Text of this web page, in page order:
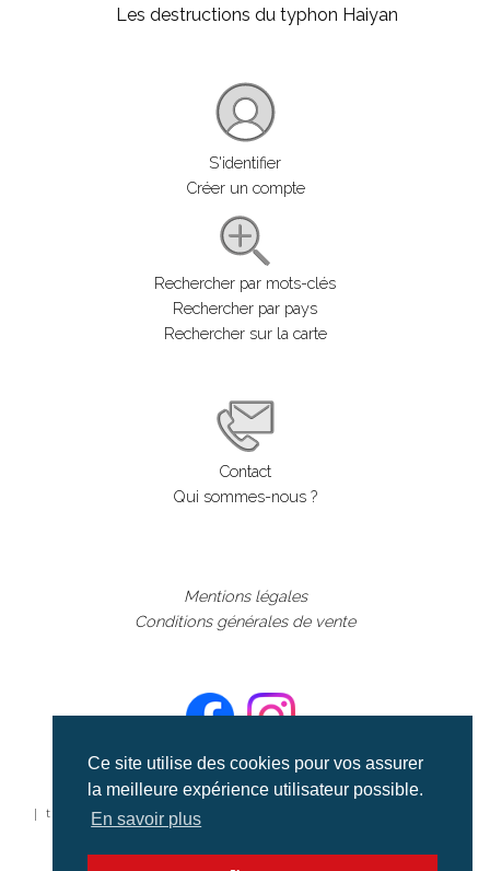
Ce site utilise des cookies pour vos assurer
la meilleure expérience utilisateur possible.
En savoir plus
Les destructions du typhon Haiyan
S'identifier
Créer un compte
Rechercher par mots-clés
Rechercher par pays
Rechercher sur la carte
Contact
Qui sommes-nous ?
Mentions légales
Conditions générales de vente
©aerialcollection marque déposée 2024
| tous droits réservés | aerialcollection.fr banque d'images
aériennes et documentaires video et cinéma |